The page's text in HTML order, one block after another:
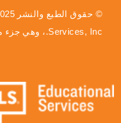
Services, Inc.، وهي جزء من مجموعة ILSC التعليمية